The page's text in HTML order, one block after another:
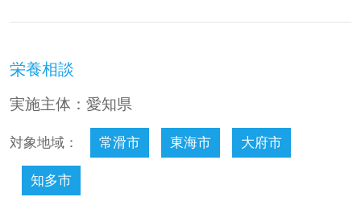
栄養相談
実施主体：愛知県
対象地域： 常滑市 東海市 大府市
知多市